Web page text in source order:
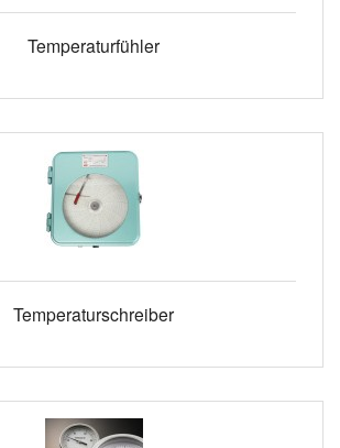
Temperaturfühler
Temperaturschreiber